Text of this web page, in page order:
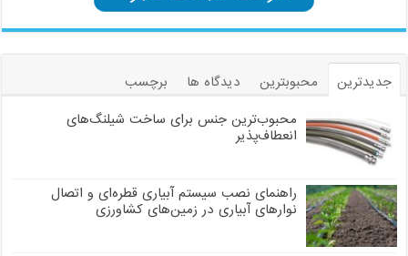
جدیدترین محبوبترین دیدگاه ها
برچسب
محبوب‌ترین جنس برای ساخت شیلنگ‌های
انعطاف‌پذیر
راهنمای نصب سیستم آبیاری قطره‌ای و اتصال
نوارهای آبیاری در زمین‌های کشاورزی